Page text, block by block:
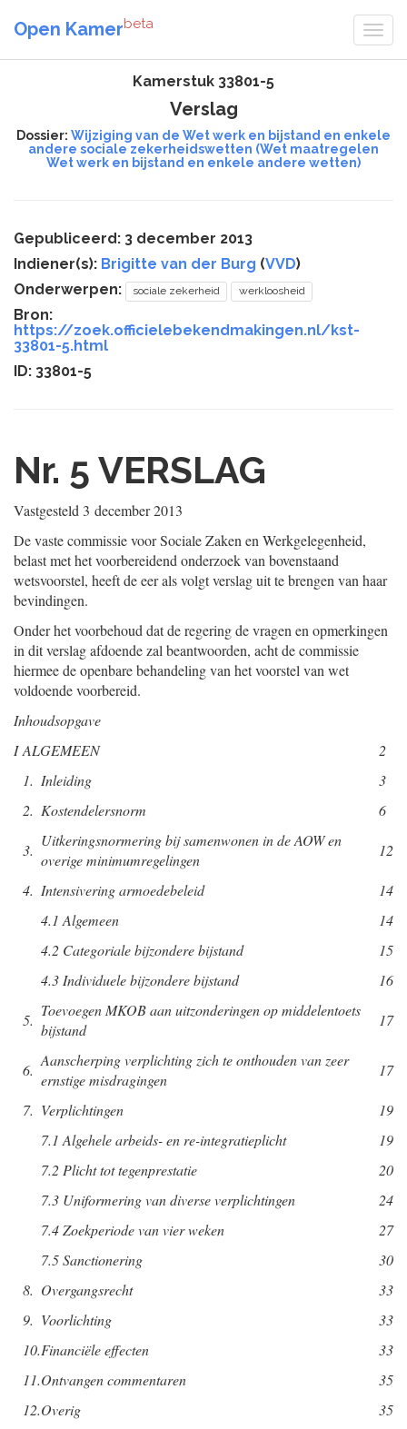
Open Kamerbeta
Kamerstuk 33801-5
Verslag
Dossier: Wijziging van de Wet werk en bijstand en enkele
andere sociale zekerheidswetten (Wet maatregelen
Wet werk en bijstand en enkele andere wetten)
Gepubliceerd: 3 december 2013
Indiener(s): Brigitte van der Burg (VVD)
Onderwerpen:
sociale zekerheid werkloosheid
Bron:
https://zoek.officielebekendmakingen.nl/kst-
33801-5.html
ID: 33801-5
Nr. 5 VERSLAG
Vastgesteld 3 december 2013
De vaste commissie voor Sociale Zaken en Werkgelegenheid,
belast met het voorbereidend onderzoek van bovenstaand
wetsvoorstel, heeft de eer als volgt verslag uit te brengen van haar
bevindingen.
Onder het voorbehoud dat de regering de vragen en opmerkingen
in dit verslag afdoende zal beantwoorden, acht de commissie
hiermee de openbare behandeling van het voorstel van wet
voldoende voorbereid.
Inhoudsopgave
I ALGEMEEN
2
1. Inleiding
3
2. Kostendelersnorm 6
3.
Uitkeringsnormering bij samenwonen in de AOW en
overige minimumregelingen
12
4. Intensivering armoedebeleid
14
4.1 Algemeen
14
4.2 Categoriale bijzondere bijstand
15
4.3 Individuele bijzondere bijstand 16
5.
Toevoegen MKOB aan uitzonderingen op middelentoets
bijstand
17
6.
Aanscherping verplichting zich te onthouden van zeer
ernstige misdragingen
17
7. Verplichtingen
19
7.1 Algehele arbeids- en re-integratieplicht
19
7.2 Plicht tot tegenprestatie
20
7.3 Uniformering van diverse verplichtingen
24
7.4Zoekperiode van vier weken
27
7.5Sanctionering
30
8. Overgangsrecht
33
9. Voorlichting
33
10.Financiële effecten
33
11.Ontvangen commentaren
35
12.Overig
35